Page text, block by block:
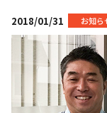
2018/01/31 お知ら